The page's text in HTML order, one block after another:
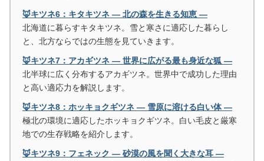
🦊キツネ6：キタキツネ ― 北の森を生きる知恵 ―
北海道に暮らすキタキツネ。雪と寒さに適応した暮らし
と、北方ならではの生態を見ていきます。
🦊キツネ7：アカギツネ ― 世界に広がる最も身近な狐 ―
北半球に広く分布するアカギツネ。世界中で成功した理由
と高い適応力を解説します。
🦊キツネ8：ホッキョクギツネ ― 雪原に溶ける白い体 ―
極北の環境に適応したホッキョクギツネ。白い毛皮と厳寒
地での生存戦略を紹介します。
🦊キツネ9：フェネック ― 砂漠の風を聞く大きな耳 ―